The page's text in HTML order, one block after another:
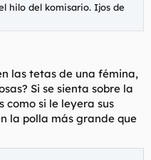
hilo del komisario. Ijos de
las tetas de una fémina,
Si se sienta sobre la
si le leyera sus
la polla más grande que